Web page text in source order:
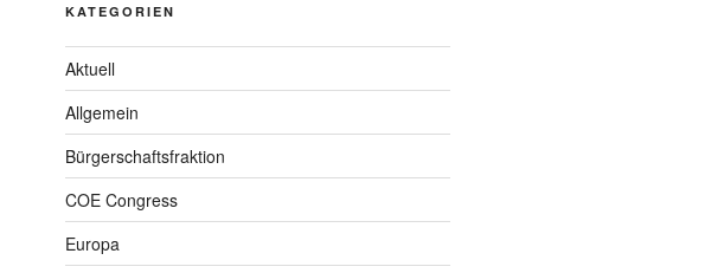
KATEGORIEN
Aktuell
Allgemein
Bürgerschaftsfraktion
COE Congress
Europa